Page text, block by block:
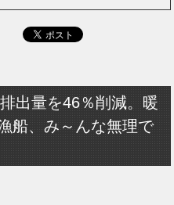
出量を46％削減。暖
船、み～んな無理で